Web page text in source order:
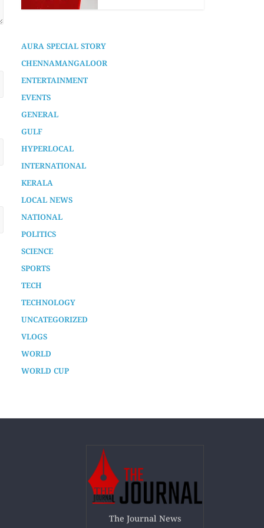
AURA SPECIAL STORY
CHENNAMANGALOOR
ENTERTAINMENT
EVENTS
GENERAL
GULF
HYPERLOCAL
INTERNATIONAL
KERALA
LOCAL NEWS
NATIONAL
POLITICS
SCIENCE
SPORTS
TECH
TECHNOLOGY
UNCATEGORIZED
VLOGS
WORLD
WORLD CUP
The Journal News